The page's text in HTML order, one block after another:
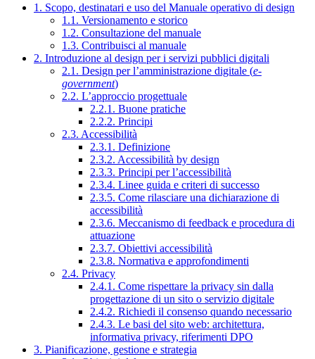
1. Scopo, destinatari e uso del Manuale operativo di design
1.1. Versionamento e storico
1.2. Consultazione del manuale
1.3. Contribuisci al manuale
2. Introduzione al design per i servizi pubblici digitali
2.1. Design per l’amministrazione digitale (e-
government)
2.2. L’approccio progettuale
2.2.1. Buone pratiche
2.2.2. Principi
2.3. Accessibilità
2.3.1. Definizione
2.3.2. Accessibilità by design
2.3.3. Principi per l’accessibilità
2.3.4. Linee guida e criteri di successo
2.3.5. Come rilasciare una dichiarazione di
accessibilità
2.3.6. Meccanismo di feedback e procedura di
attuazione
2.3.7. Obiettivi accessibilità
2.3.8. Normativa e approfondimenti
2.4. Privacy
2.4.1. Come rispettare la privacy sin dalla
progettazione di un sito o servizio digitale
2.4.2. Richiedi il consenso quando necessario
2.4.3. Le basi del sito web: architettura,
informativa privacy, riferimenti DPO
3. Pianificazione, gestione e strategia